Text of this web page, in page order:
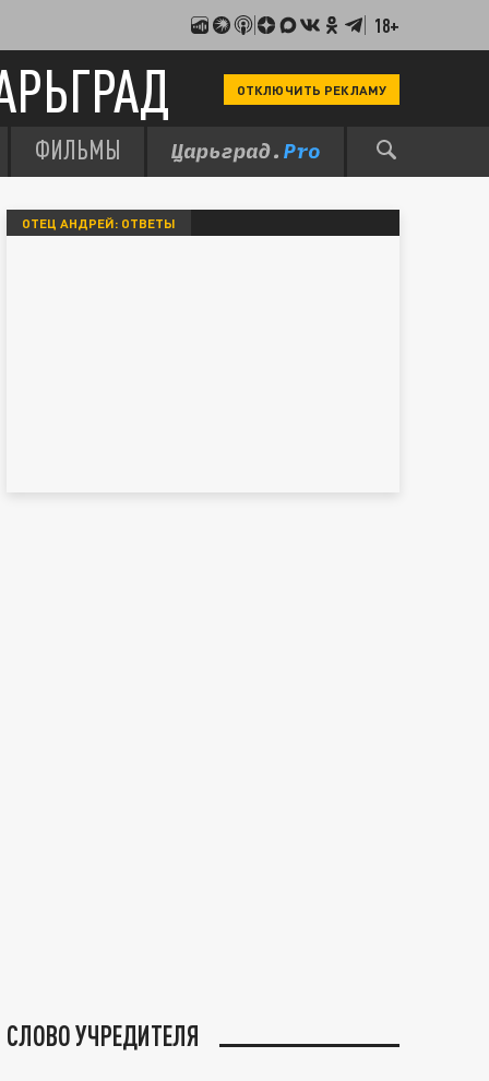
18+
ОТКЛЮЧИТЬ РЕКЛАМУ
ФИЛЬМЫ
ОТЕЦ АНДРЕЙ: ОТВЕТЫ
СЛОВО УЧРЕДИТЕЛЯ